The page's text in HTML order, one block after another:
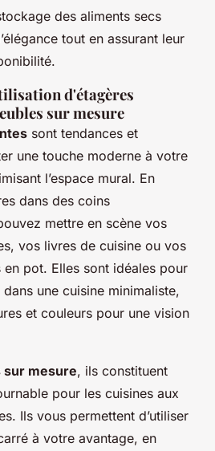
des aliments secs
tout en assurant leur
d'étagères
sur mesure
sont tendances et
une touche moderne à votre
l’espace mural. En
dans des coins
mettre en scène vos
vos livres de cuisine ou vos
en pot. Elles sont idéales pour
une cuisine minimaliste,
et couleurs pour une vision
sur mesure, ils constituent
pour les cuisines aux
Ils vous permettent d’utiliser
à votre avantage, en